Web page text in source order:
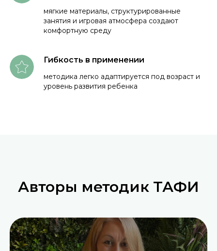
мягкие материалы, структурированные
занятия и игровая атмосфера создают
комфортную среду
Гибкость в применении
методика легко адаптируется под возраст и
уровень развития ребенка
Авторы методик ТАФИ